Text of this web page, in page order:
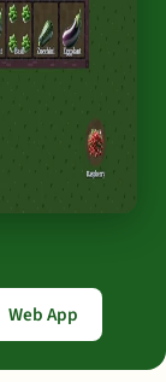
Web App